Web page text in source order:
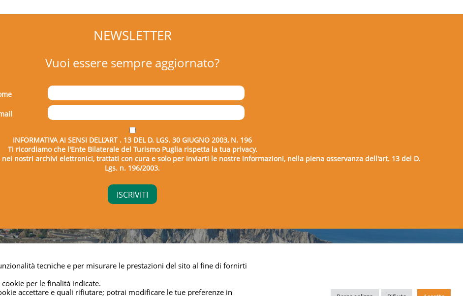
NEWSLETTER
Vuoi essere sempre aggiornato?
INFORMATIVA AI SENSI DELL’ART . 13 DEL D. LGS. 30 GIUGNO 2003, N. 196
Ti ricordiamo che l'Ente Bilaterale del Turismo Puglia rispetta la tua privacy.
nostri archivi elettronici, trattati con cura e solo per inviarti le nostre informazioni, nella piena osservanza dell'art. 13 del D.
Lgs. n. 196/2003.
Privacy & cookie
tecniche e per misurare le prestazioni del sito al fine di fornirti
cookie per le finalità indicate.
accettare e quali rifiutare; potrai modificare le tue preferenze in